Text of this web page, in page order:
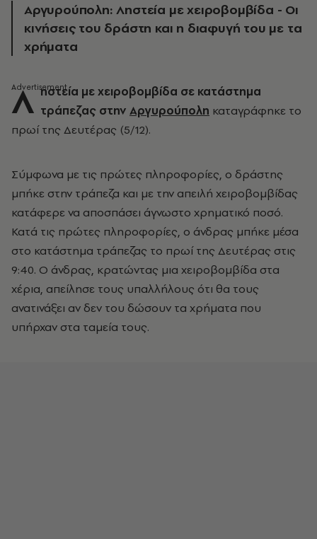
Αργυρούπολη: Ληστεία με χειροβομβίδα - Οι
κινήσεις του δράστη και η διαφυγή του με τα
χρήματα
Λ ηστεία με χειροβομβίδα σε κατάστημα
τράπεζας στην Αργυρούπολη καταγράφηκε το
πρωί της Δευτέρας (5/12).
Σύμφωνα με τις πρώτες πληροφορίες, ο δράστης
μπήκε στην τράπεζα και με την απειλή χειροβομβίδας
κατάφερε να αποσπάσει άγνωστο χρηματικό ποσό.
Κατά τις πρώτες πληροφορίες, ο άνδρας μπήκε μέσα
στο κατάστημα τράπεζας το πρωί της Δευτέρας στις
9:40. Ο άνδρας, κρατώντας μια χειροβομβίδα στα
χέρια, απείλησε τους υπαλλήλους ότι θα τους
ανατινάξει αν δεν του δώσουν τα χρήματα που
υπήρχαν στα ταμεία τους.